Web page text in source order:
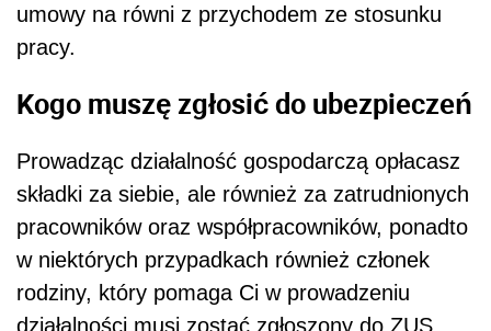
umowy na równi z przychodem ze stosunku
pracy.
Kogo muszę zgłosić do ubezpieczeń
Prowadząc działalność gospodarczą opłacasz
składki za siebie, ale również za zatrudnionych
pracowników oraz współpracowników, ponadto
w niektórych przypadkach również członek
rodziny, który pomaga Ci w prowadzeniu
działalności musi zostać zgłoszony do ZUS